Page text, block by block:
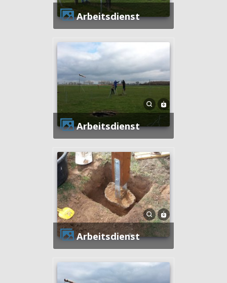
Arbeitsdienst
Arbeitsdienst
Arbeitsdienst